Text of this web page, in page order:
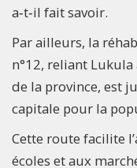
a‑t‑il fait savoir.
Par ailleurs, la
n°12, reliant
de la province, est
capitale pour la
Cette route facilite
écoles et aux